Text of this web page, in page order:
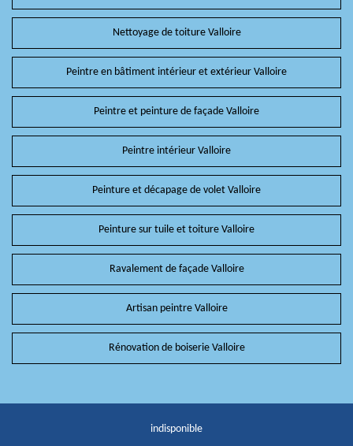
Nettoyage de toiture Valloire
Peintre en bâtiment intérieur et extérieur Valloire
Peintre et peinture de façade Valloire
Peintre intérieur Valloire
Peinture et décapage de volet Valloire
Peinture sur tuile et toiture Valloire
Ravalement de façade Valloire
Artisan peintre Valloire
Rénovation de boiserie Valloire
indisponible